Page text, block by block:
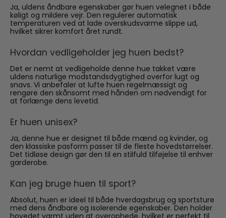
Ja, uldens åndbare egenskaber gør huen velegnet i både
køligt og mildere vejr. Den regulerer automatisk
temperaturen ved at lade overskudsvarme slippe ud,
hvilket sikrer komfort året rundt.
Hvordan vedligeholder jeg huen bedst?
Det er nemt at vedligeholde denne hue takket være
uldens naturlige modstandsdygtighed overfor lugt og
snavs. Vi anbefaler at lufte huen regelmæssigt og
rengøre den skånsomt med hånden om nødvendigt for
at forlænge dens levetid.
Er huen unisex?
Ja, denne hue er designet til både mænd og kvinder, og
den klassiske pasform passer til de fleste hovedstørrelser.
Det tidløse design gør den til en stilfuld tilføjelse til enhver
garderobe.
Kan jeg bruge huen til sport?
Absolut, huen er ideel til både hverdagsbrug og sportsture
med dens åndbare og isolerende egenskaber. Den holder
hovedet varmt uden at overophede, hvilket er perfekt til